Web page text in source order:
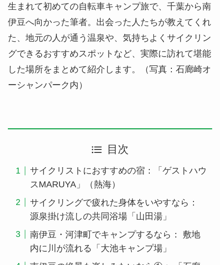
生まれて初めての自転車キャンプ旅で、千葉から南
伊豆へ向かった筆者。出会った人たちが教えてくれ
た、地元の人が通う温泉や、気持ちよくサイクリン
グできるおすすめスポットなど、実際に訪れて堪能
した場所をまとめて紹介します。（写真：石廊崎オ
ーシャンパーク内）
目次
サイクリストにおすすめの宿：「ゲストハウ
スMARUYA」（熱海）
サイクリングで疲れた身体をいやすなら：
源泉掛け流しの共同浴場「山田湯」
南伊豆・河津町でキャンプするなら： 敷地
内に川が流れる「大池キャンプ場」